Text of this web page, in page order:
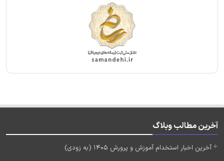
آخرین مطالب وبلاگ
آخرین اخبار استخدام آموزش و پرورش 1405 (به زودی)